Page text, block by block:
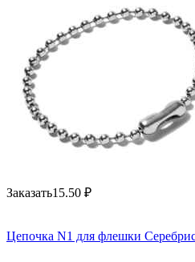
Заказать15.50 ₽
Цепочка N1 для флешки